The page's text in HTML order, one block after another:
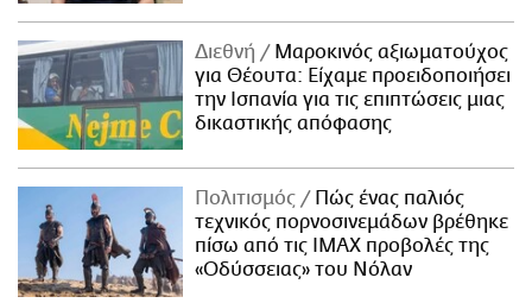
Διεθνή
Μαροκινός αξιωματούχος
για Θέουτα: Είχαμε προειδοποιήσει
την Ισπανία για τις επιπτώσεις μιας
δικαστικής απόφασης
Πολιτισμός
Πώς ένας παλιός
τεχνικός πορνοσινεμάδων βρέθηκε
πίσω από τις IMAX προβολές της
«Οδύσσειας» του Νόλαν